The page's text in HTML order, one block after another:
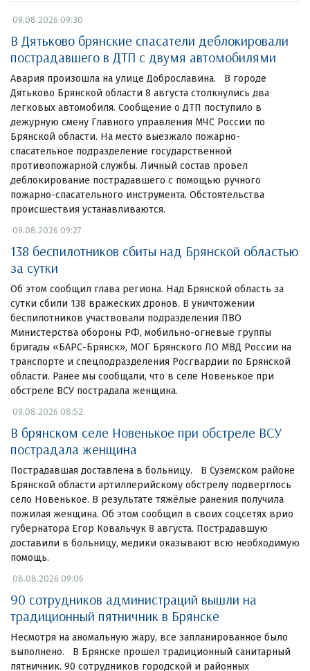
09.08.2026 09:30
В Дятьково брянские спасатели деблокировали
пострадавшего в ДТП с двумя автомобилями
Авария произошла на улице Доброславина. В городе
Дятьково Брянской области 8 августа столкнулись два
легковых автомобиля. Сообщение о ДТП поступило в
дежурную смену Главного управления МЧС России по
Брянской области. На место выезжало пожарно-
спасательное подразделение государственной
противопожарной службы. Личный состав провел
деблокирование пострадавшего с помощью ручного
пожарно-спасательного инструмента. Обстоятельства
происшествия устанавливаются.
09.08.2026 09:27
138 беспилотников сбиты над Брянской областью
за сутки
Об этом сообщил глава региона. Над Брянской область за
сутки сбили 138 вражеских дронов. В уничтожении
беспилотников участвовали подразделения ПВО
Министерства обороны РФ, мобильно-огневые группы
бригады «БАРС-Брянск», МОГ Брянского ЛО МВД России на
транспорте и спецподразделения Росгвардии по Брянской
области. Ранее мы сообщали, что в селе Новенькое при
обстреле ВСУ пострадала женщина.
09.08.2026 08:52
В брянском селе Новенькое при обстреле ВСУ
пострадала женщина
Пострадавшая доставлена в больницу. В Суземском районе
Брянской области артиллерийскому обстрелу подверглось
село Новенькое. В результате тяжёлые ранения получила
пожилая женщина. Об этом сообщил в своих соцсетях врио
губернатора Егор Ковальчук 8 августа. Пострадавшую
доставили в больницу, медики оказывают всю необходимую
помощь.
08.08.2026 09:06
90 сотрудников администраций вышли на
традиционный пятничник в Брянске
Несмотря на аномальную жару, все запланированное было
выполнено. В Брянске прошел традиционный санитарный
пятничник. 90 сотрудников городской и районных